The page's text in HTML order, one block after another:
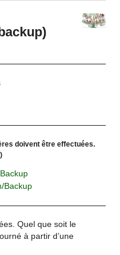
doivent être effectuées.
Backup
Quel que soit le
à partir d’une